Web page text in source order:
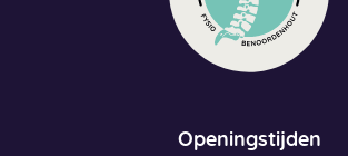
Openingstijden